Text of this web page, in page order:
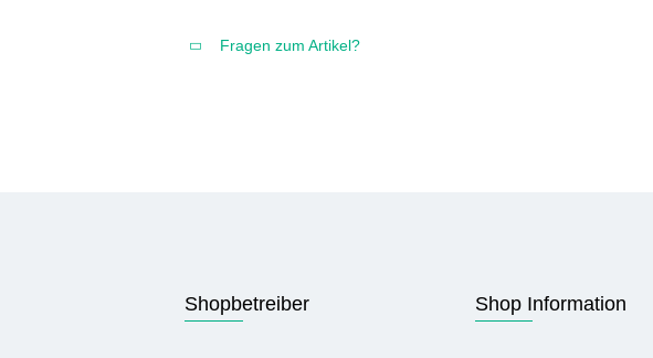
Fragen zum Artikel?
Shopbetreiber Shop Information